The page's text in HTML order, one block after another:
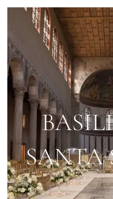
SANTA